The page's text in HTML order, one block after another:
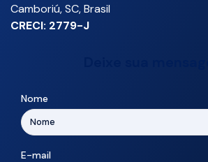
Camboriú,SC,Brasil
CRECI: 2779-J
Nome
E-mail